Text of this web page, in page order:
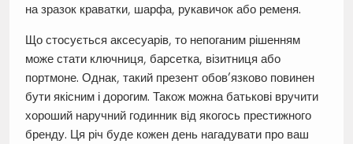
на зразок краватки, шарфа, рукавичок або ременя.
Що стосується аксесуарів, то непоганим рішенням
може стати ключниця, барсетка, візитниця або
портмоне. Однак, такий презент обов’язково повинен
бути якісним і дорогим. Також можна батькові вручити
хороший наручний годинник від якогось престижного
бренду. Ця річ буде кожен день нагадувати про ваш